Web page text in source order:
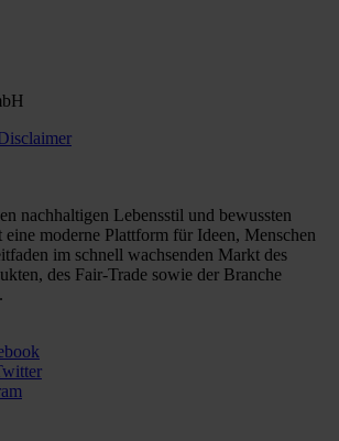
nachhaltigen Lebensstil und bewussten
eine moderne Plattform für Ideen, Menschen
im schnell wachsenden Markt des
des Fair-Trade sowie der Branche